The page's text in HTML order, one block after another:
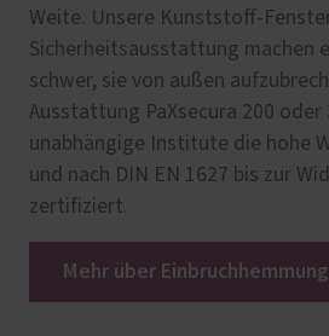
Weite. Unsere Kunststoff-
Sicherheitsausstattung machen
schwer, sie von außen
Ausstattung PaXsecura 200 oder
unabhängige Institute die hohe
und nach DIN EN 1627 bis zur
zertifiziert.
Mehr über